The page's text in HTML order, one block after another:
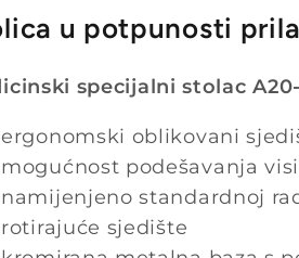
u potpunosti
specijalni stolac
ergonomski oblikovani
mogućnost podešavanja
namijenjeno standardnoj
rotirajuće sjedište